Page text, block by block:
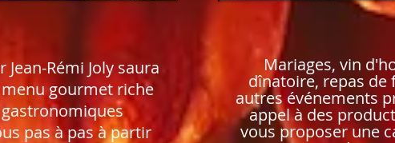
Rémi Joly saura
gourmet riche
pas à pas à partir
Mariages, vin
dînatoire, repas de
autres événements
appel à des
vous proposer une